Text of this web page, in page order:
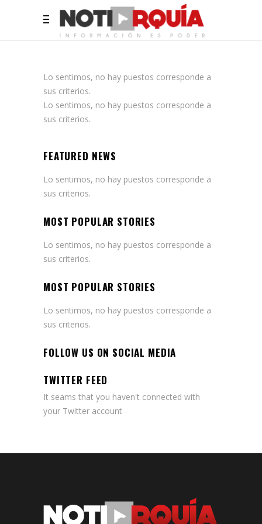
Lo sentimos, no hay puestos corresponde a
sus criterios.
Lo sentimos, no hay puestos corresponde a
sus criterios.
FEATURED NEWS
Lo sentimos, no hay puestos corresponde a
sus criterios.
MOST POPULAR STORIES
Lo sentimos, no hay puestos corresponde a
sus criterios.
MOST POPULAR STORIES
Lo sentimos, no hay puestos corresponde a
sus criterios.
FOLLOW US ON SOCIAL MEDIA
TWITTER FEED
It seams that you haven't connected with
your Twitter account